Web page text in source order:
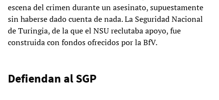
escena del crimen durante un asesinato, supuestamente
sin haberse dado cuenta de nada. La Seguridad Nacional
de Turingia, de la que el NSU reclutaba apoyo, fue
construida con fondos ofrecidos por la BfV.
Defiendan al SGP